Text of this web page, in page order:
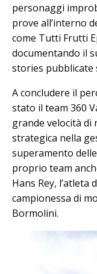
personaggi
prove all’interno
come Tutti Frutti
documentando il
stories pubblicate
A concludere il
stato il team 360
grande velocità
strategica nella
superamento
proprio team
Hans Rey,
campionessa di
Bormolini.